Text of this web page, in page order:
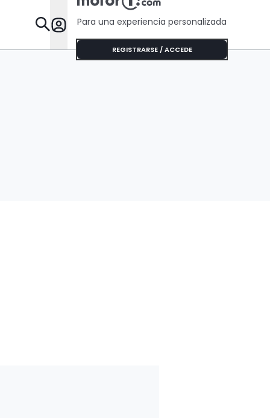
Para una experiencia personalizada
REGISTRARSE / ACCEDE